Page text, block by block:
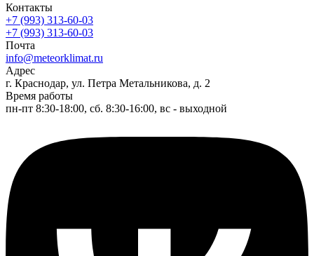
Контакты
+7 (993) 313-60-03
+7 (993) 313-60-03
Почта
info@meteorklimat.ru
Адрес
г. Краснодар, ул. Петра Метальникова, д. 2
Время работы
пн-пт 8:30-18:00, сб. 8:30-16:00, вс - выходной